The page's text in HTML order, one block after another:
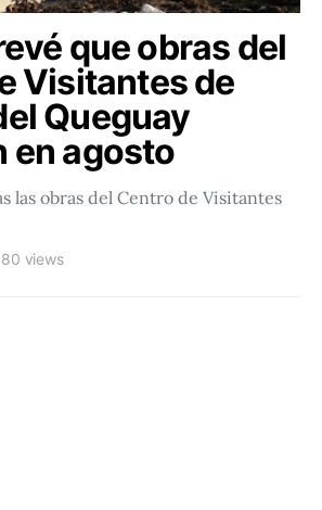
que obras del
Visitantes de
Queguay
en agosto
las obras del Centro de Visitantes
views